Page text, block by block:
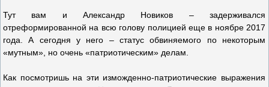
Тут вам и Александр Новиков – задерживался
отреформированной на всю голову полицией еще в ноябре 2017
года. А сегодня у него – статус обвиняемого по некоторым
«мутным», но очень «патриотическим» делам.
Как посмотришь на эти изможденно-патриотические выражения